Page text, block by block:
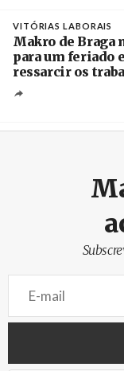
VITÓRIAS LABORAIS
Makro de Braga
para um feriado
ressarcir os